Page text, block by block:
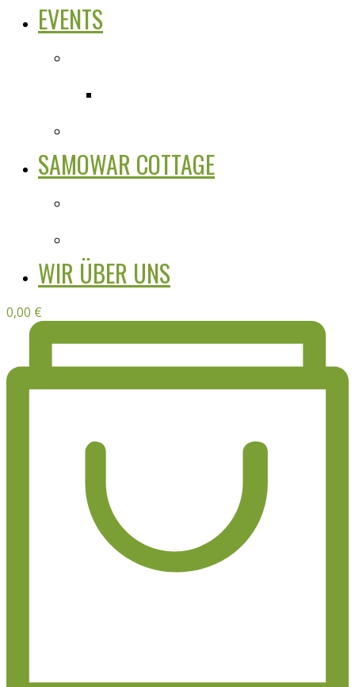
EVENTS
SAMOWAR COTTAGE
WIR ÜBER UNS
0,00 €